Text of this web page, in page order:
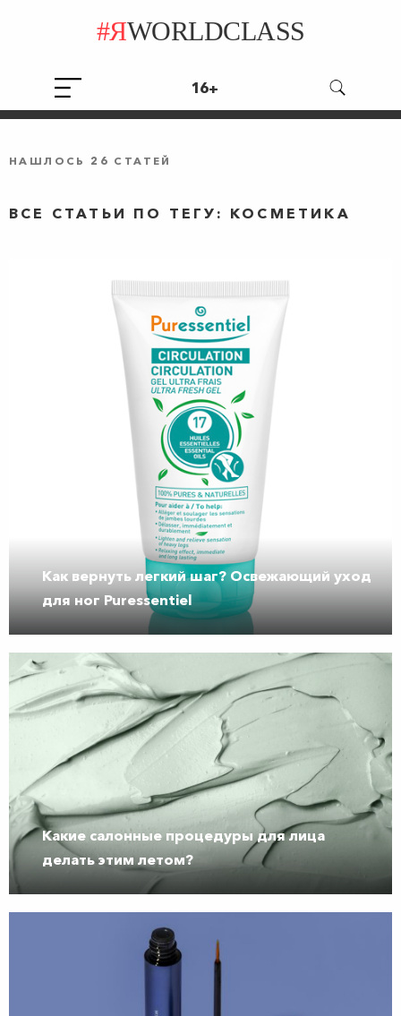
#ЯWORLDCLASS
16+
НАШЛОСЬ 26 СТАТЕЙ
ВСЕ СТАТЬИ ПО ТЕГУ: КОСМЕТИКА
Как вернуть легкий шаг? Освежающий уход
для ног ​Puressentiel
Какие салонные процедуры для лица
делать этим летом?